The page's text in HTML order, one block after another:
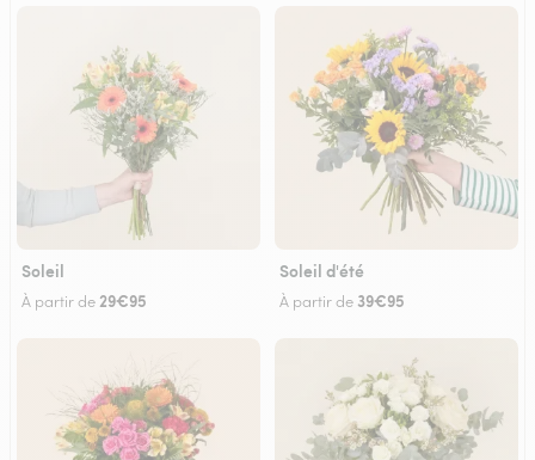
Soleil
À partir de29€95
Soleil d'été
À partir de 39€95